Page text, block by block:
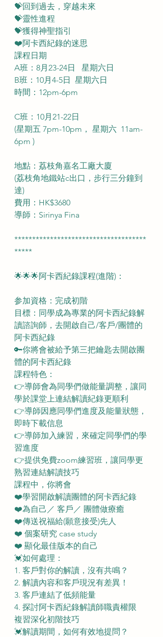
💝回到過去，穿越未來
💝靈性進程
💝獲得神聖指引
❤️阿卡西紀錄的迷思
課程日期
A班：8月23-24日   星期六日
B班：10月4-5日  星期六日
時間：12pm-6pm
C班：10月21-22日
(星期五 7pm-10pm， 星期六  11am-
6pm )
地點：荔枝角嘉名工廠大廈
(荔枝角地鐵站c出口，步行三分鐘到
達)
費用：HK$3680
導師：Sirinya Fina
*************************************
*****
🌟🌟🌟阿卡西紀錄課程(進階)：
参加資格：完成初階
目標：同學成為專業的阿卡西紀錄解
讀諮詢師，去開啟自己/客戶/團體的
阿卡西紀錄
🔑你將會被給予第三把鑰匙去開啟團
體的阿卡西紀錄
課程特色：
👉導師會為同學們做能量調整，讓同
學於課堂上連結解讀紀錄更順利
👉導師因應同學們進度及能量狀態，
即時下載信息
👉導師加入練習，來確定同學們的學
習進度
👉提供免費zoom練習班，讓同學更
熟習連結解讀技巧
課程中，你將會
❤️學習開啟解讀團體的阿卡西紀錄
❤️為自己／ 客戶／ 團體做療癒
❤️傳送祝福給(願意接受)先人
❤️ 個案研究 case study
❤️ 顯化最佳版本的自己
💓如何處理：
1. 客戶對你的解讀，沒有共鳴？
2. 解讀內容和客戶現況有差異！
3. 客戶連結了低頻能量
4. 探討阿卡西紀錄解讀師職責權限
複習深化初階技巧
💓解讀期間，如何有效地提問？